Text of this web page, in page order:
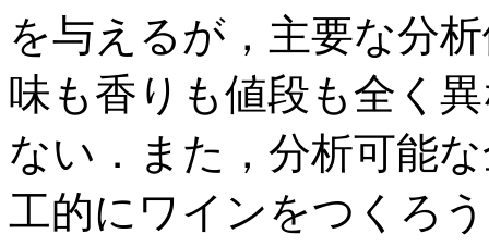
を与えるが，主要な分
味も香りも値段も全く
ない．また，分析可能
工的にワインをつくろ